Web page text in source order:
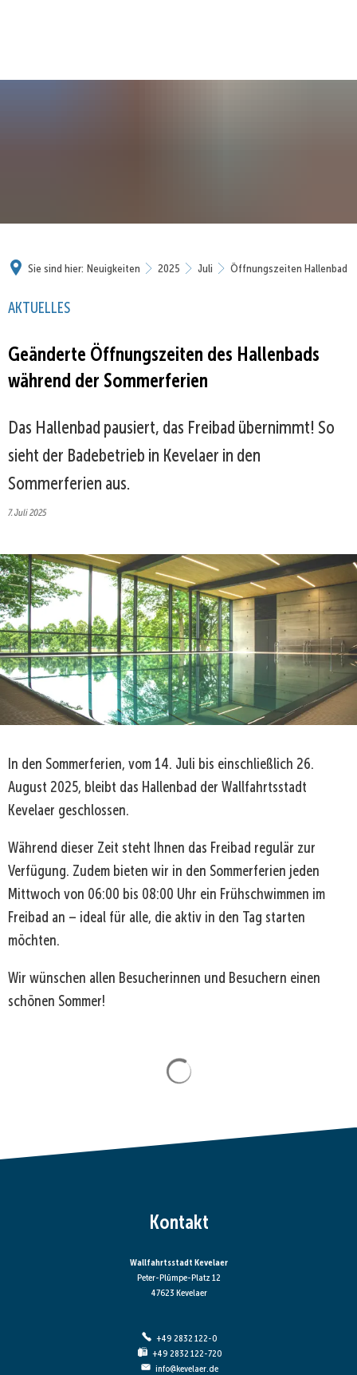
Sie sind hier: Neuigkeiten 2025 Juli Öffnungszeiten Hallenbad
AKTUELLES
Geänderte Öffnungszeiten des Hallenbads
während der Sommerferien
Das Hallenbad pausiert, das Freibad übernimmt! So
sieht der Badebetrieb in Kevelaer in den
Sommerferien aus.
7. Juli 2025
In den Sommerferien, vom 14. Juli bis einschließlich 26.
August 2025, bleibt das Hallenbad der Wallfahrtsstadt
Kevelaer geschlossen.
Während dieser Zeit steht Ihnen das Freibad regulär zur
Verfügung. Zudem bieten wir in den Sommerferien jeden
Mittwoch von 06:00 bis 08:00 Uhr ein Frühschwimmen im
Freibad an – ideal für alle, die aktiv in den Tag starten
möchten.
Wir wünschen allen Besucherinnen und Besuchern einen
schönen Sommer!
Kontakt
Wallfahrtsstadt Kevelaer
Peter-Plümpe-Platz 12
47623 Kevelaer
+49 2832 122-0
+49 2832 122-720
info@kevelaer.de